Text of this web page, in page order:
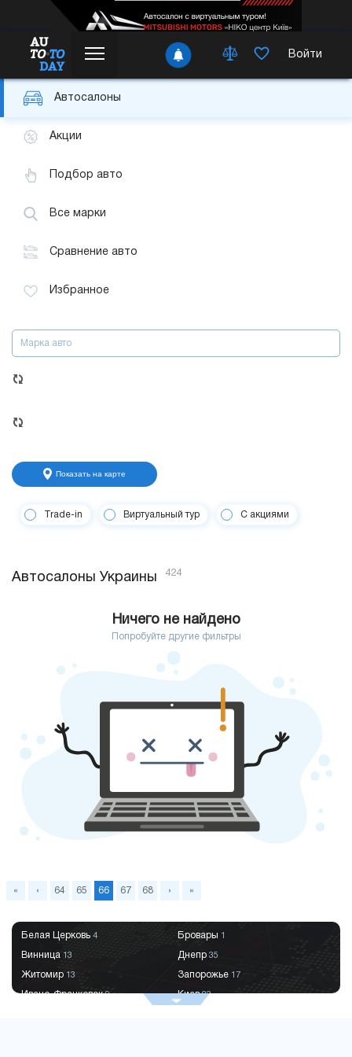
Войти
Автосалоны
Акции
Подбор авто
Все марки
Сравнение авто
Избранное
Марка авто
Показать на карте
Trade-in Виртуальный тур С акциями
Автосалоны Украины 424
Ничего не найдено
Попробуйте другие фильтры
« ‹ 64 65 66 67 68 › »
Белая Церковь 4 Бровары 1
Винница 13 Днепр 35
Житомир 13 Запорожье 17
Ивано-Франковск9 Киев83